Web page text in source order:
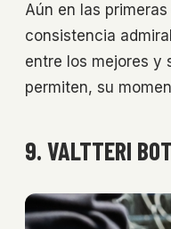
Aún en las
consistencia
entre los mejores y
permiten, su
9. VALTTERI